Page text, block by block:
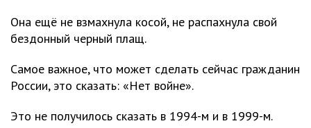
Она ещё не взмахнула косой, не распахнула свой
бездонный черный плащ.
Самое важное, что может сделать сейчас гражданин
России, это сказать: «Нет войне».
Это не получилось сказать в 1994-м и в 1999-м.